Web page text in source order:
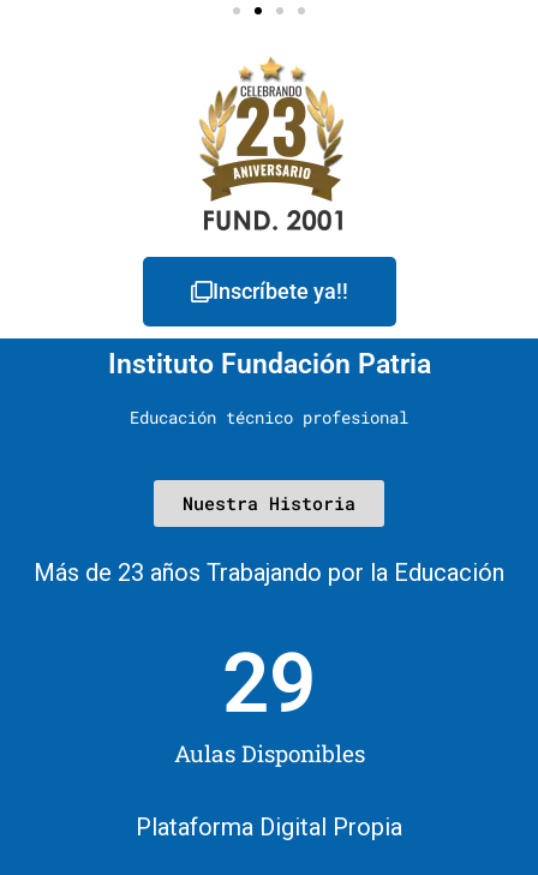
Inscríbete ya!!
Instituto Fundación Patria
Educación técnico profesional
Nuestra Historia
Más de 23 años Trabajando por la Educación
Aulas Disponibles
29
Plataforma Digital Propia